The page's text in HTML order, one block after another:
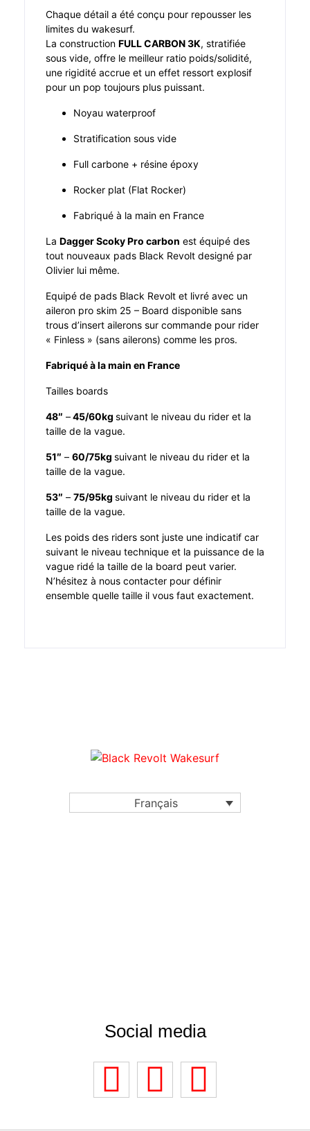
Chaque détail a été conçu pour repousser les
limites du wakesurf.
La construction FULL CARBON 3K, stratifiée
sous vide, offre le meilleur ratio poids/solidité,
une rigidité accrue et un effet ressort explosif
pour un pop toujours plus puissant.
Noyau waterproof
Stratification sous vide
Full carbone + résine époxy
Rocker plat (Flat Rocker)
Fabriqué à la main en France
La Dagger Scoky Pro carbon est équipé des
tout nouveaux pads Black Revolt designé par
Olivier lui même.
Equipé de pads Black Revolt et livré avec un
aileron pro skim 25 – Board disponible sans
trous d’insert ailerons sur commande pour rider
« Finless » (sans ailerons) comme les pros.
Fabriqué à la main en France
Tailles boards
48″ –45/60kg suivant le niveau du rider et la
taille de la vague.
51″ – 60/75kg suivant le niveau du rider et la
taille de la vague.
53″ – 75/95kg suivant le niveau du rider et la
taille de la vague.
Les poids des riders sont juste une indicatif car
suivant le niveau technique et la puissance de la
vague ridé la taille de la board peut varier.
N’hésitez à nous contacter pour définir
ensemble quelle taille il vous faut exactement.
Français
Social media